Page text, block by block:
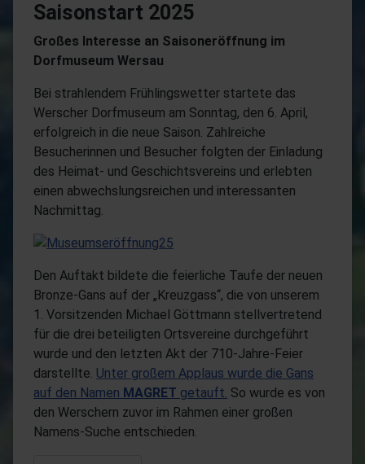
Saisonstart 2025
Großes Interesse an Saisoneröffnung im
Dorfmuseum Wersau
Bei strahlendem Frühlingswetter startete das
Werscher Dorfmuseum am Sonntag, den 6. April,
erfolgreich in die neue Saison. Zahlreiche
Besucherinnen und Besucher folgten der Einladung
des Heimat- und Geschichtsvereins und erlebten
einen abwechslungsreichen und interessanten
Nachmittag.
Den Auftakt bildete die feierliche Taufe der neuen
Bronze-Gans auf der „Kreuzgass“, die von unserem
1. Vorsitzenden Michael Göttmann stellvertretend
für die drei beteiligten Ortsvereine durchgeführt
wurde und den letzten Akt der 710-Jahre-Feier
darstellte. Unter großem Applaus wurde die Gans
auf den Namen MAGRET getauft. So wurde es von
den Werschern zuvor im Rahmen einer großen
Namens-Suche entschieden.